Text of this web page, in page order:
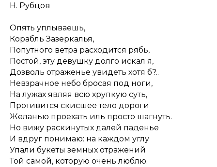
Н. Рубцов
Опять уплываешь,
Корабль Зазеркалья,
Попутного ветра расходится рябь,
Постой, эту девушку долго искал я,
Дозволь отраженье увидеть хотя б?..
Невзрачное небо бросая под ноги,
На лужах являя всю хрупкую суть,
Противится скисшее тело дороги
Желанью проехать иль просто шагнуть.
Но вижу раскинутых далей паденье
И вдруг понимаю: на каждом углу
Упали букеты земных отражений
Той самой, которую очень люблю.